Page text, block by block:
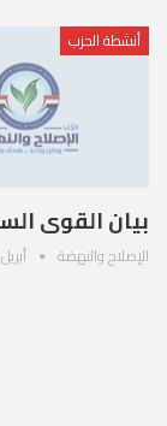
أنشطة الحزب
بيان القوى
الإصلاح والنهضة أبريل 13, 2012